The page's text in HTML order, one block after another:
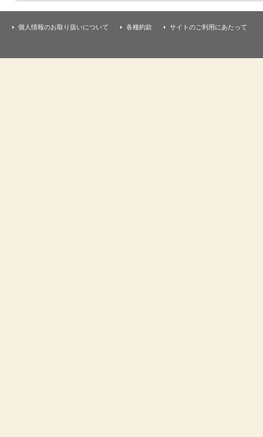
個人情報のお取り扱いについて 各種約款 サイトのご利用にあたって